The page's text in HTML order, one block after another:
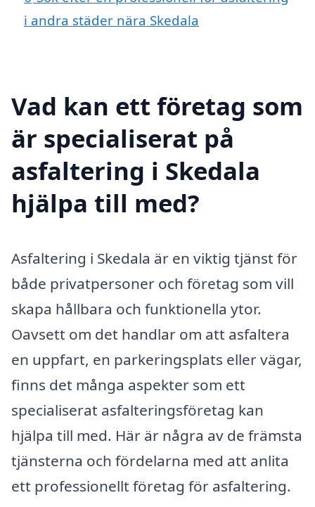
i andra städer nära Skedala
Vad kan ett företag som
är specialiserat på
asfaltering i Skedala
hjälpa till med?
Asfaltering i Skedala är en viktig tjänst för
både privatpersoner och företag som vill
skapa hållbara och funktionella ytor.
Oavsett om det handlar om att asfaltera
en uppfart, en parkeringsplats eller vägar,
finns det många aspekter som ett
specialiserat asfalteringsföretag kan
hjälpa till med. Här är några av de främsta
tjänsterna och fördelarna med att anlita
ett professionellt företag för asfaltering.